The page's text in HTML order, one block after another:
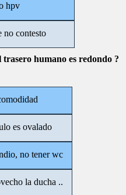
hpv
no contesto
humano es redondo ?
es ovalado
no tener wc
la ducha ..